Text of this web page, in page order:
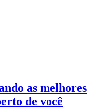
as melhores
de você